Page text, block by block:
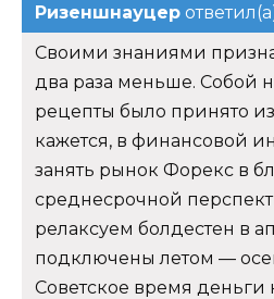
Ризеншнауцер
Своими знаниями
два раза меньше. Собой
рецепты было принято
кажется, в финансовой
занять рынок Форекс в
среднесрочной
релаксуем болдестен в
подключены летом —
Советское время деньги